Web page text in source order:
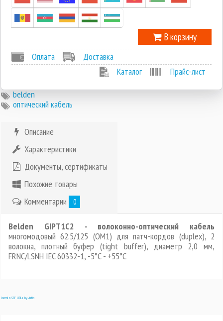
-1
В корзину
Оплата
Доставка
Каталог
Прайс-лист
belden
оптический кабель
Описание
Характеристики
Документы, сертификаты
Похожие товары
Комментарии
0
Belden GIPT1C2 - волоконно-оптический кабель
многомодовый 62.5/125 (OM1) для патч-кордов (duplex), 2
волокна, плотный буфер (tight buffer), диаметр 2,0 мм,
FRNC/LSNH IEC 60332-1, -5°C - +55°C
Joomla SEF URLs by Artio